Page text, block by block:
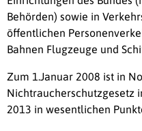
Behörden) sowie in
öffentlichen
Bahnen Flugzeuge und
Zum 1.Januar 2008 ist in
Nichtraucherschutzgesetz
2013 in wesentlichen